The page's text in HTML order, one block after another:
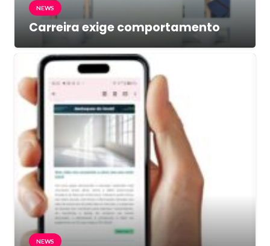
NEWS
Carreira exige comportamento
NEWS